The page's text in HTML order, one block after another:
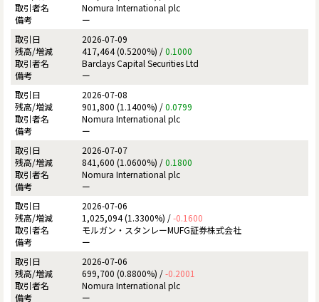
Nomura International plc
ー
2026-07-09
417,464 (0.5200%) /0.1000
Barclays Capital Securities Ltd
ー
2026-07-08
901,800 (1.1400%) /0.0799
Nomura International plc
ー
2026-07-07
841,600 (1.0600%) /0.1800
Nomura International plc
ー
2026-07-06
1,025,094 (1.3300%) /-0.1600
モルガン・スタンレーMUFG証券株式会社
ー
2026-07-06
699,700 (0.8800%) /-0.2001
Nomura International plc
ー